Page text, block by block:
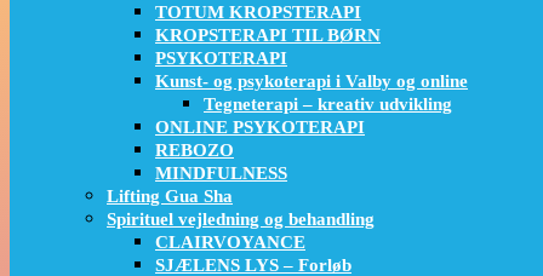
TOTUM KROPSTERAPI
KROPSTERAPI TIL BØRN
PSYKOTERAPI
Kunst- og psykoterapi i Valby og online
Tegneterapi – kreativ udvikling
ONLINE PSYKOTERAPI
REBOZO
MINDFULNESS
Lifting Gua Sha
Spirituel vejledning og behandling
CLAIRVOYANCE
SJÆLENS LYS – Forløb